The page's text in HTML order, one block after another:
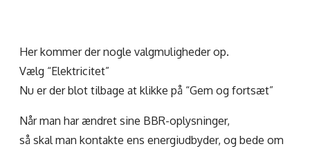
Her kommer der nogle valgmuligheder op.
Vælg “Elektricitet”
Nu er der blot tilbage at klikke på “Gem og fortsæt”
Når man har ændret sine BBR-oplysninger,
så skal man kontakte ens energiudbyder, og bede om